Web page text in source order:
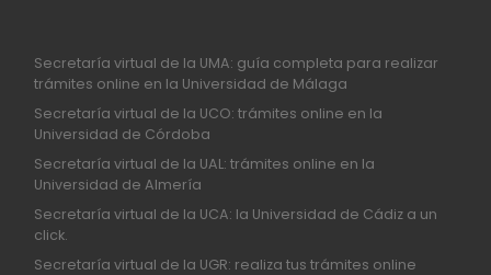
Secretaría virtual de la UMA: guía completa para realizar
trámites online en la Universidad de Málaga
Secretaría virtual de la UCO: trámites online en la
Universidad de Córdoba
Secretaría virtual de la UAL: trámites online en la
Universidad de Almería
Secretaría virtual de la UCA: la Universidad de Cádiz a un
click.
Secretaría virtual de la UGR: realiza tus trámites online